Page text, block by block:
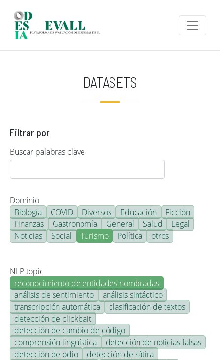
DATASETS
Filtrar por
Buscar palabras clave
Dominio
Biología
COVID Diversos Educación
Ficción
Finanzas
Gastronomía General Salud
Legal
Noticias
Social Turismo Política otros
NLP topic
reconocimiento de entidades nombradas
análisis de sentimiento
análisis sintáctico
transcripción automática
clasificación de textos
detección de clickbait
detección de cambio de código
comprensión lingüística
detección de noticias falsas
detección de odio
detección de sátira